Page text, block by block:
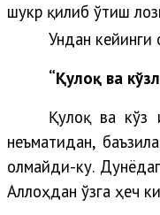
шукр қилиб ўтиш
Ундан кейинги
“Қулоқ ва
Қулоқ ва кўз
неъматидан,
олмайди-ку.
Аллоҳдан ўзга ҳеч